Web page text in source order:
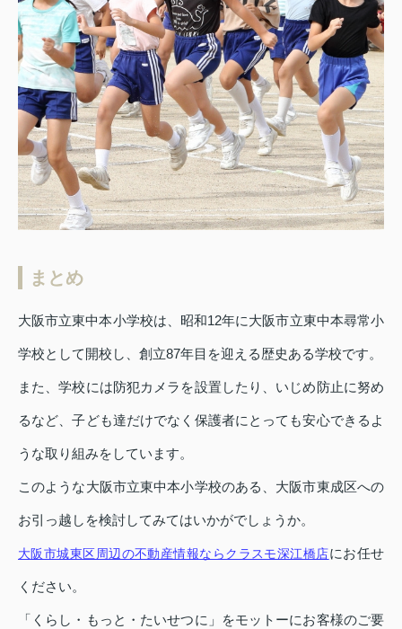
まとめ
大阪市立東中本小学校は、昭和12年に大阪市立東中本尋常小
学校として開校し、創立87年目を迎える歴史ある学校です。
また、学校には防犯カメラを設置したり、いじめ防止に努め
るなど、子ども達だけでなく保護者にとっても安心できるよ
うな取り組みをしています。
このような大阪市立東中本小学校のある、大阪市東成区への
お引っ越しを検討してみてはいかがでしょうか。
大阪市城東区周辺の不動産情報ならクラスモ深江橋店にお任せ
ください。
「くらし・もっと・たいせつに」をモットーにお客様のご要